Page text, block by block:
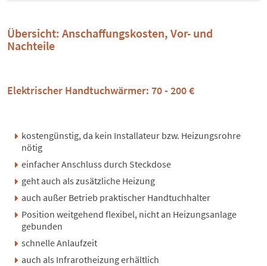
Übersicht: Anschaffungskosten, Vor- und
Nachteile
Elektrischer Handtuchwärmer: 70 - 200 €
kostengünstig, da kein Installateur bzw. Heizungsrohre
nötig
einfacher Anschluss durch Steckdose
geht auch als zusätzliche Heizung
auch außer Betrieb praktischer Handtuchhalter
Position weitgehend flexibel, nicht an Heizungsanlage
gebunden
schnelle Anlaufzeit
auch als Infrarotheizungerhältlich